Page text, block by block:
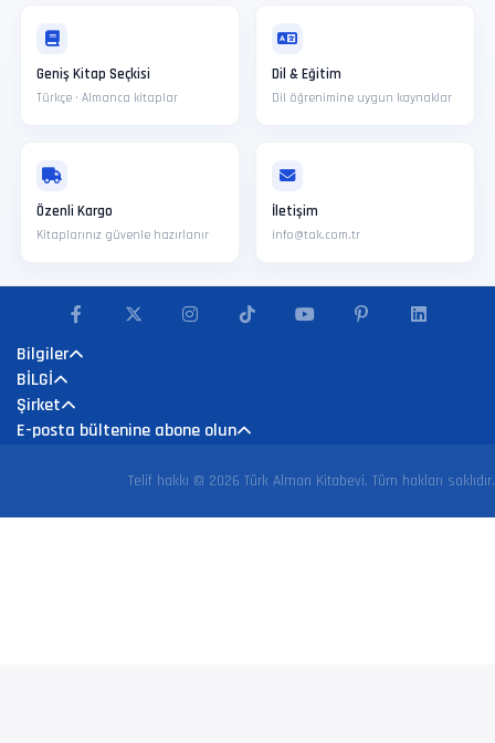
Geniş Kitap Seçkisi
Türkçe · Almanca kitaplar
Dil & Eğitim
Dil öğrenimine uygun kaynaklar
Özenli Kargo
Kitaplarınız güvenle hazırlanır
İletişim
info@tak.com.tr
Bilgiler
BİLGİ
Şirket
E-posta bültenine abone olun
Telif hakkı © 2026 Türk Alman Kitabevi. Tüm hakları saklıdır.